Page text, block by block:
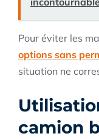
Pour éviter les
options sans
situation ne
camion